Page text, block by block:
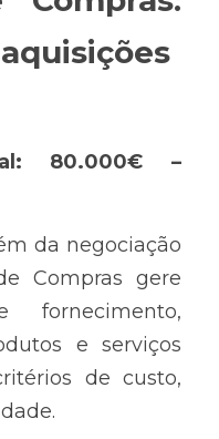
80.000€ –
da negociação
Compras gere
e serviços
de custo,